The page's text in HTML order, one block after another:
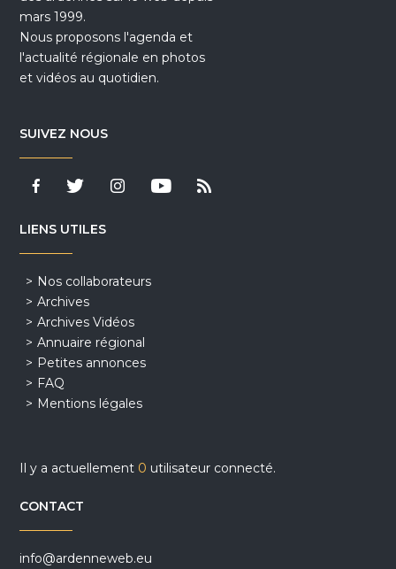
mars 1999.
Nous proposons l'agenda et
l'actualité régionale en photos
et vidéos au quotidien.
SUIVEZ NOUS
LIENS UTILES
Nos collaborateurs
Archives
Archives Vidéos
Annuaire régional
Petites annonces
FAQ
Mentions légales
Il y a actuellement 0 utilisateur connecté.
CONTACT
info@ardenneweb.eu